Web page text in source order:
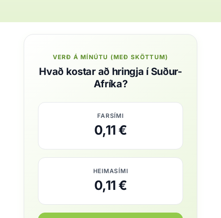
VERÐ Á MÍNÚTU (MEÐ SKÖTTUM)
Hvað kostar að hringja í Suður-
Afríka?
FARSÍMI
0,11 €
HEIMASÍMI
0,11 €